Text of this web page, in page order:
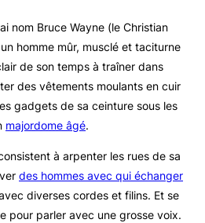
nom Bruce Wayne (le Christian
homme mûr, musclé et taciturne
de son temps à traîner dans
des vêtements moulants en cuir
gadgets de sa ceinture sous les
majordome âgé.
à arpenter les rues de sa
des hommes avec qui échanger
diverses cordes et filins. Et se
pour parler avec une grosse voix.